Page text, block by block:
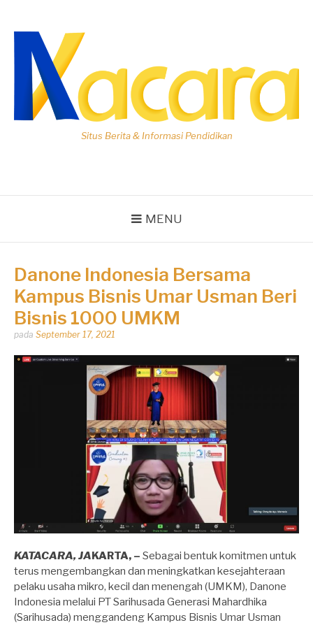
konten
Situs Berita & Informasi Pendidikan
MENU
Danone Indonesia Bersama
Kampus Bisnis Umar Usman Beri
Bisnis 1000 UMKM
Dipos
Dhirga
pada September 17, 2021
KATACARA, JAKARTA, – Sebagai bentuk komitmen untuk
terus mengembangkan dan meningkatkan kesejahteraan
pelaku usaha mikro, kecil dan menengah (UMKM), Danone
Indonesia melalui PT Sarihusada Generasi Mahardhika
(Sarihusada) menggandeng Kampus Bisnis Umar Usman